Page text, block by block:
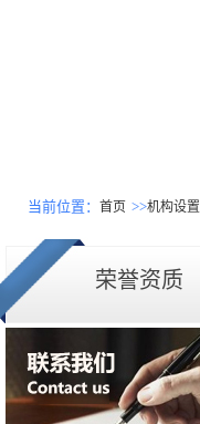
当前位置： 首页 >>机构设置
荣誉资质